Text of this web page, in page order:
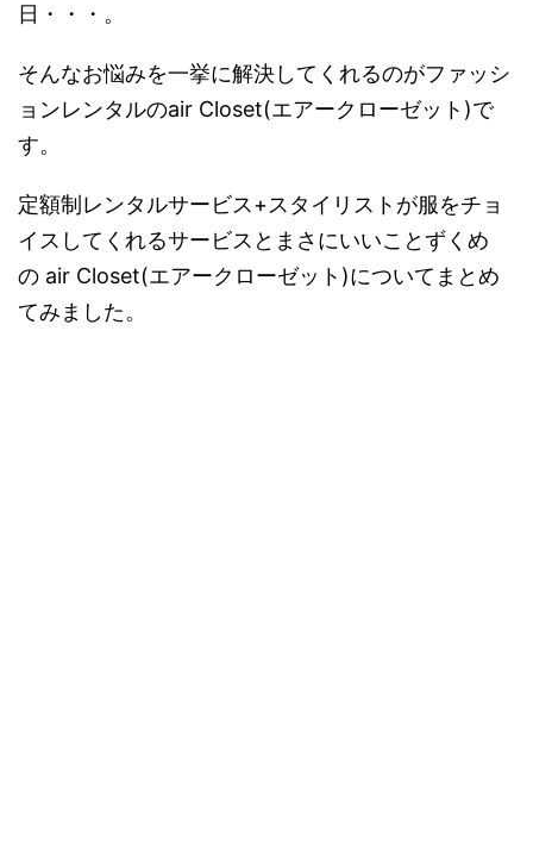
日・・・。
そんなお悩みを一挙に解決してくれるのがファッシ
ョンレンタルのair Closet(エアークローゼット)で
す。
定額制レンタルサービス+スタイリストが服をチョ
イスしてくれるサービスとまさにいいことずくめ
の air Closet(エアークローゼット)についてまとめ
てみました。